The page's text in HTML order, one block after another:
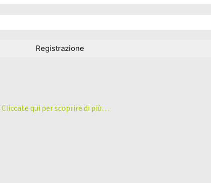
Cliccate qui per scoprire di più…